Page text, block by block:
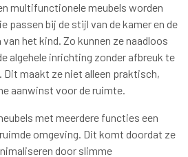
multifunctionele meubels worden
passen bij de stijl van de kamer en de
het kind. Zo kunnen ze naadloos
algehele inrichting zonder afbreuk te
maakt ze niet alleen praktisch,
aanwinst voor de ruimte.
met meerdere functies een
omgeving. Dit komt doordat ze
door slimme